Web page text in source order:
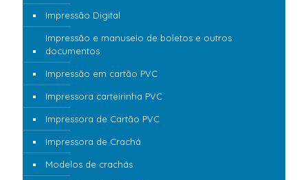
Impressão Digital
Impressão e manuseio de boletos e outros
documentos
Impressão em cartão PVC
Impressora carteirinha PVC
Impressora de Cartão PVC
Impressora de Crachá
Modelos de crachás